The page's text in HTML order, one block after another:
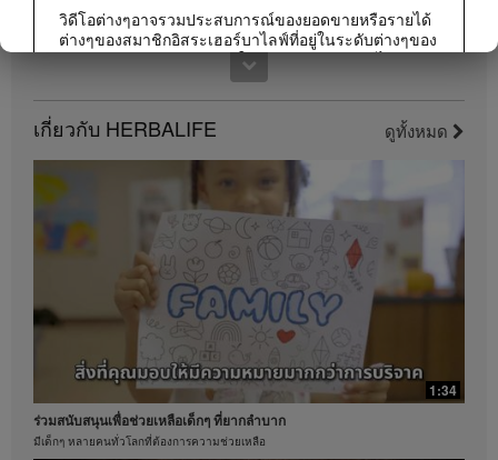
วิดีโอต่างๆอาจรวมประสบการณ์ของยอดขายหรือรายได้
ต่างๆของสมาชิกอิสระเฮอร์บาไลฟ์ที่อยู่ในระดับต่างๆของ
แผนการตลาดและอาศัยอยู่ในประเทศต่างๆ รายได้เหล่า
นี้เป็นรายได้เฉพาะบุคคล (หรือเป็นเพียงตัวอย่าง) ที่นำมา
แสดงและไม่ใช่รายได้โดยเฉลี่ย; หรือไม่ได้เป็นสิ่งรับ
ประกันว่าคุณจะได้รับรายได้เท่ากัน สำหรับข้อมูลโดย
เฉลี่ยเกี่ยวกับงบการเงินล่าสุดสำหรับภูมิภาคที่คุณดำเนิน
ธุรกิจอยู่นั้น โปรดดูจากเว็บไซต์ Herbalife.com หรือ
MyHerbalife.com
ในทำนองเดียวกัน คำยืนยันจากผู้ใช้จริงที่ระบุว่าสามารถ
ควบคุมน้ำหนักได้มากและ / หรืออย่างรวดเร็ว ไม่ถือว่า
เป็นปริมาณของน้ำหนักที่แต่ละบุคคลจะสามารถทำเช่น
เดียวกันได้ หรืออัตราในการควบคุมน้ำหนักที่บุคคลใด
บุคคลหนึ่งคาดหวังว่าจะทำได้ การควบคุมน้ำหนักของ
แต่ละบุคคลจะขึ้นอยู่กับการเผาผลาญพลังงานเฉพาะ
บุคคล พฤติกรรมการบริโภคและอาหารที่บริโภค น้ำหนัก
เริ่มต้น และรูปแบบการออกกำลังกาย ผู้บริโภคฟอร์มูล่า 1
วันละสองครั้งเพื่อเป็นส่วนหนึ่งของรูปแบบการดำเนิน
ชีวิตที่มีสุขภาพดี โดยทั่วไปสามารถคาดหวังที่จะสามารถ
ควบคุมน้ำหนัได้ประมาณ 0.5-1 ปอนด์ต่อสัปดาห์ ผู้เข้า
ร่วมในการศึกษา 12 สัปดาห์แบบไม่ทราบผลิตภัณฑ์ที่ใช้
ใช้ฟอร์มูล่า 1 สองครั้งต่อวัน (หนึ่งครั้งเพื่อเป็นอาหารมื้อ
0:46
คุณประโยชน์ที่หลากหลายของว่านหางจระเข้
เรียนรู้คุณประโยชน์และการจำกัดสารไม่พึงประสงค์
เกี่ยวกับ HERBALIFE ดูทั้งหมด
1:34
ร่วมสนับสนุนเพื่อช่วยเหลือเด็กๆ ที่ยากลำบาก
มีเด็กๆ หลายคนทั่วโลกที่ต้องการความช่วยเหลือ